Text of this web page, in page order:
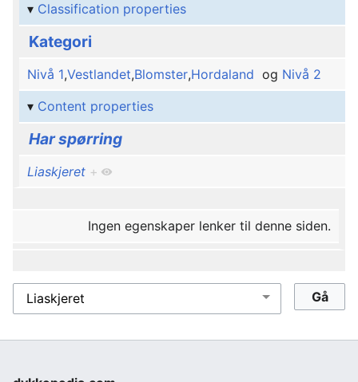
Classification properties
Kategori
Nivå 1,Vestlandet,Blomster,Hordaland og Nivå 2
Content properties
Har spørring
Liaskjeret +
Ingen egenskaper lenker til denne siden.